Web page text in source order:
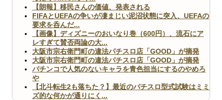
【朗報】移民さんの価値、発表される
FIFAとUEFAの争いが凄まじい泥沼状態に突入、UEFAの
要求を呑んだ...
【画像】ディズニーのおいなり巻（600円）、流石にア
レすぎて賛否両論の大...
大阪市宗右衛門町の違法パチスロ店「GOOD」が摘発
大阪市宗右衛門町の違法パチスロ店「GOOD」が摘発
パチンコで人気のないキャラを青色担当にするのやめろ
や
【北斗転生2も落ちた？】最近のパチスロ型式試験はミミ
ズ的な何かが通りにく...